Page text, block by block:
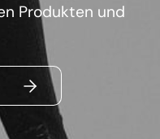
Produkten und
ABSENDEN